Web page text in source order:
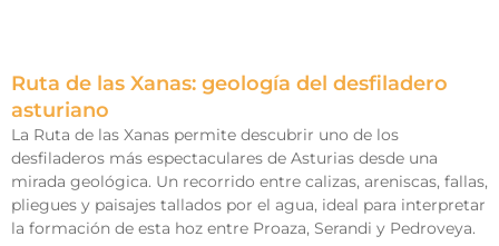
Ruta de las Xanas: geología del desfiladero
asturiano
La Ruta de las Xanas permite descubrir uno de los
desfiladeros más espectaculares de Asturias desde una
mirada geológica. Un recorrido entre calizas, areniscas, fallas,
pliegues y paisajes tallados por el agua, ideal para interpretar
la formación de esta hoz entre Proaza, Serandi y Pedroveya.